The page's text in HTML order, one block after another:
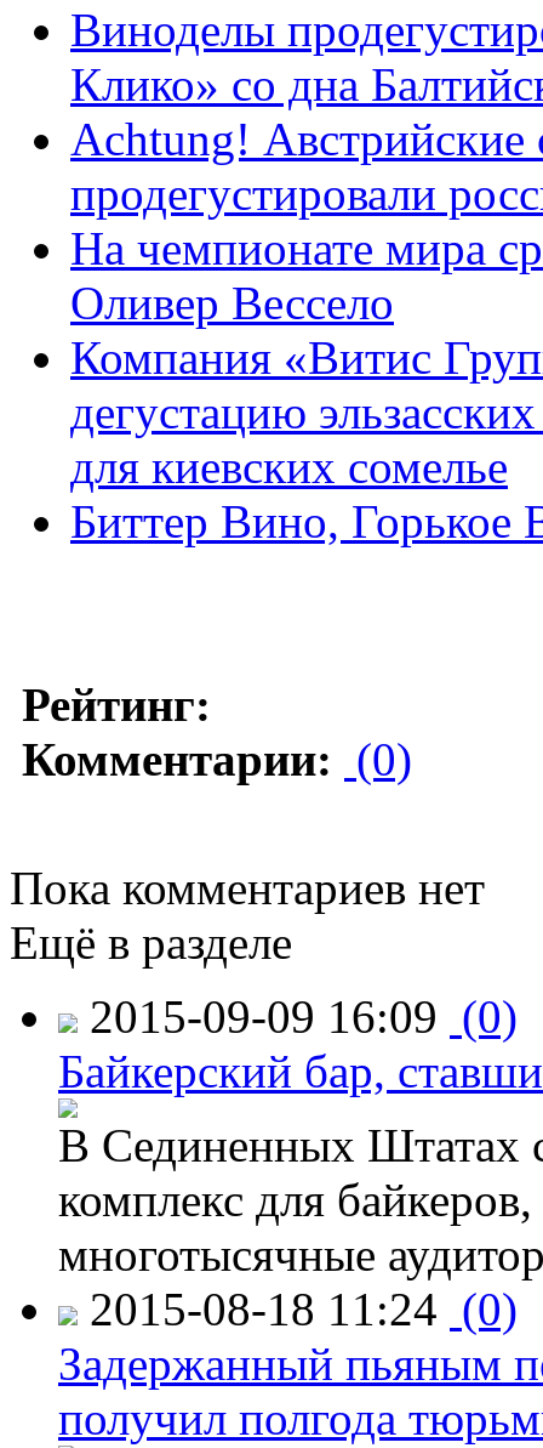
Виноделы
Клико» со дна
Achtung! Австрийские
продегустировали
На чемпионате мира
Оливер Вессело
Компания «Витис
дегустацию
для киевских сомелье
Биттер Вино,
Рейтинг:
Комментарии: (0)
Пока комментариев нет
Ещё в разделе
2015-09-09 16:09 (0)
Байкерский бар,
В Сединенных Штатах
комплекс для
многотысячные
2015-08-18 11:24 (0)
Задержанный пьяным
получил полгода